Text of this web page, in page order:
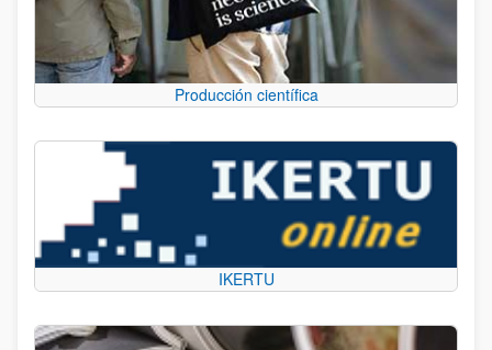
Producción científica
IKERTU